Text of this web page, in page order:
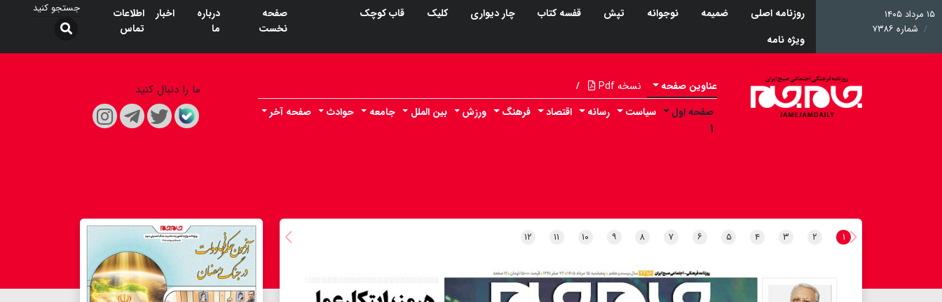
۱۵ مرداد ۱۴۰۵
شماره ۷۳۸۶
روزنامه اصلی ضمیمه نوجوانه تپش قفسه کتاب چار دیواری کلیک
قاب کوچک
ویژه نامه
صفحه
نخست
درباره
ما
اخبار
اطلاعات
تماس
عناوین صفحه نسخه Pdf /
صفحه اول
۱
سیاست رسانه اقتصاد فرهنگ ورزش بین الملل جامعه حوادث صفحه آخر
ما را دنبال کنید
۱ ۲ ۳ ۴ ۵ ۶ ۷ ۸ ۹ ۱۰ ۱۱ ۱۲